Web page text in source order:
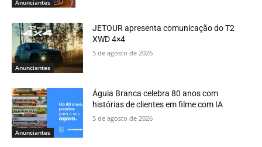
Anunciantes
Anunciantes
JETOUR apresenta comunicação do T2
XWD 4×4
5 de agosto de 2026
Anunciantes
Águia Branca celebra 80 anos com
histórias de clientes em filme com IA
5 de agosto de 2026